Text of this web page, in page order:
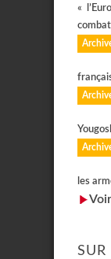
«
les
SUR